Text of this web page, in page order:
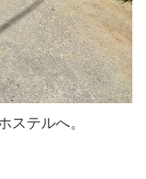
ステルへ。